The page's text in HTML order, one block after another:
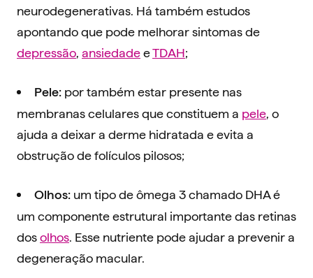
neurodegenerativas. Há também estudos
apontando que pode melhorar sintomas de
depressão, ansiedadeeTDAH;
Pele: por também estar presente nas
membranas celulares que constituem a pele, o
ajuda a deixar a derme hidratada e evita a
obstrução de folículos pilosos;
Olhos: um tipo de ômega 3 chamado DHA é
um componente estrutural importante das retinas
dosolhos. Esse nutriente pode ajudar a prevenir a
degeneração macular.